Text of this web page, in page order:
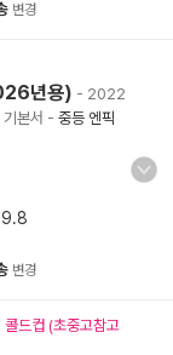
변경
년용) - 2022
본서 - 중등 엔픽
9.8
변경
콜드컵 (초중고참고